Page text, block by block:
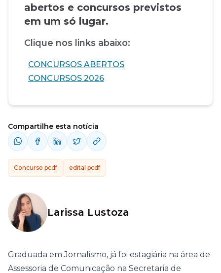
abertos e concursos previstos
em um só lugar.
Clique nos links abaixo:
CONCURSOS ABERTOS
CONCURSOS 2026
Compartilhe esta notícia
Concurso pcdf edital pcdf
Larissa Lustoza
Graduada em Jornalismo, já foi estagiária na área de
Assessoria de Comunicação na Secretaria de